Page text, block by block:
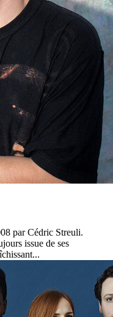
par Cédric Streuli.
issue de ses